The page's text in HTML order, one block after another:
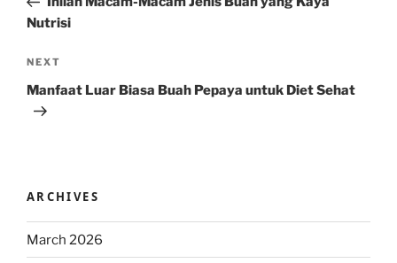
Nutrisi
Next
Post
NEXT
Manfaat Luar Biasa Buah Pepaya untuk Diet Sehat
ARCHIVES
March 2026